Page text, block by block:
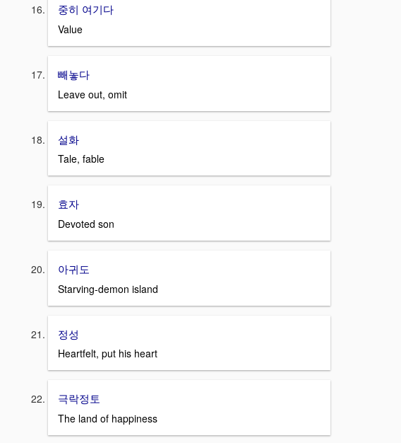
중히 여기다
Value
빼놓다
Leave out, omit
설화
Tale, fable
효자
Devoted son
아귀도
Starving-demon island
정성
Heartfelt, put his heart
극락정토
The land of happiness